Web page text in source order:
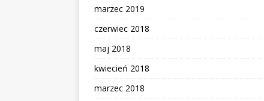
marzec 2019
czerwiec 2018
maj 2018
kwiecień 2018
marzec 2018